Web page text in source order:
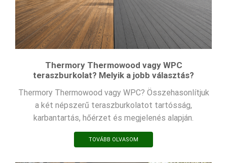
Thermory Thermowood vagy WPC
teraszburkolat? Melyik a jobb választás?
Thermory Thermowood vagy WPC? Összehasonlítjuk
a két népszerű teraszburkolatot tartósság,
karbantartás, hőérzet és megjelenés alapján.
TOVÁBB OLVASOM